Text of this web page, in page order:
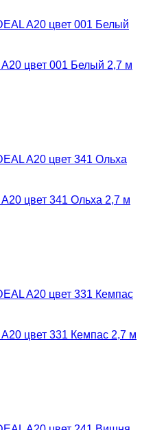
цвет 001 Белый 2,7 м
цвет 341 Ольха 2,7 м
цвет 331 Кемпас 2,7 м